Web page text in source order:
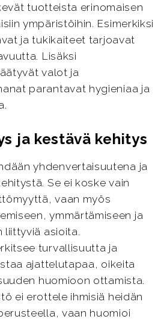
tuotteista erinomaisen
ympäristöihin. Esimerkiksi
ja tukikaiteet tarjoavat
Lisäksi
valot ja
parantavat hygieniaa ja
ja kestävä kehitys
yhdenvertaisuutena ja
Se ei koske vain
vaan myös
ymmärtämiseen ja
liittyviä asioita.
turvallisuutta ja
ajattelutapaa, oikeita
huomioon ottamista.
ei erottele ihmisiä heidän
vaan huomioi